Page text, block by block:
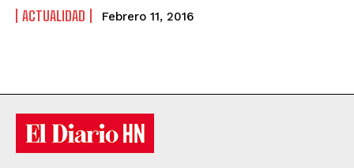
ACTUALIDAD Febrero 11, 2016